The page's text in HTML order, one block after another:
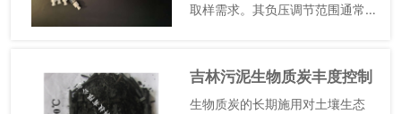
取样需求。其负压调节范围通常
灵活调整。对于土壤含水量较
高、质地疏松的土壤，可选...
吉林污泥生物质炭丰度控制
生物质炭的长期施用对土壤生态